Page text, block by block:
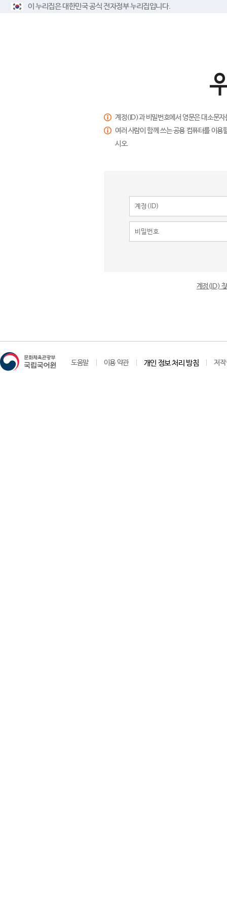
이 누리집은 대한민국 공식 전자정부 누리집입니다.
계정(ID)과 비밀번호에서 영문은 대소문
여러 사람이 함께 쓰는 공용 컴퓨터를 이
시오.
계정(ID)
도움말 이용 약관 개인 정보 처리 방침 저